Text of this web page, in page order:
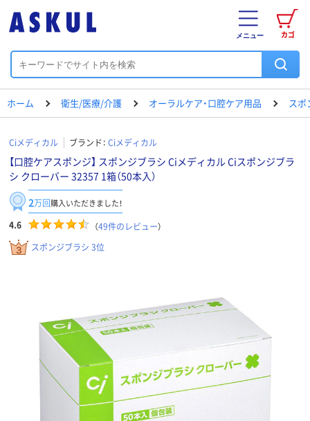
カゴ
メニュー
ホーム 衛生/医療/介護 オーラルケア・口腔ケア用品 スポ
Ciメディカル ブランド： Ciメディカル
【口腔ケアスポンジ】 スポンジブラシ Ciメディカル Ciスポンジブラ
シ クローバー 32357 1箱（50本入）
2万回購入いただきました！
4.6 （49件のレビュー）
スポンジブラシ 3位